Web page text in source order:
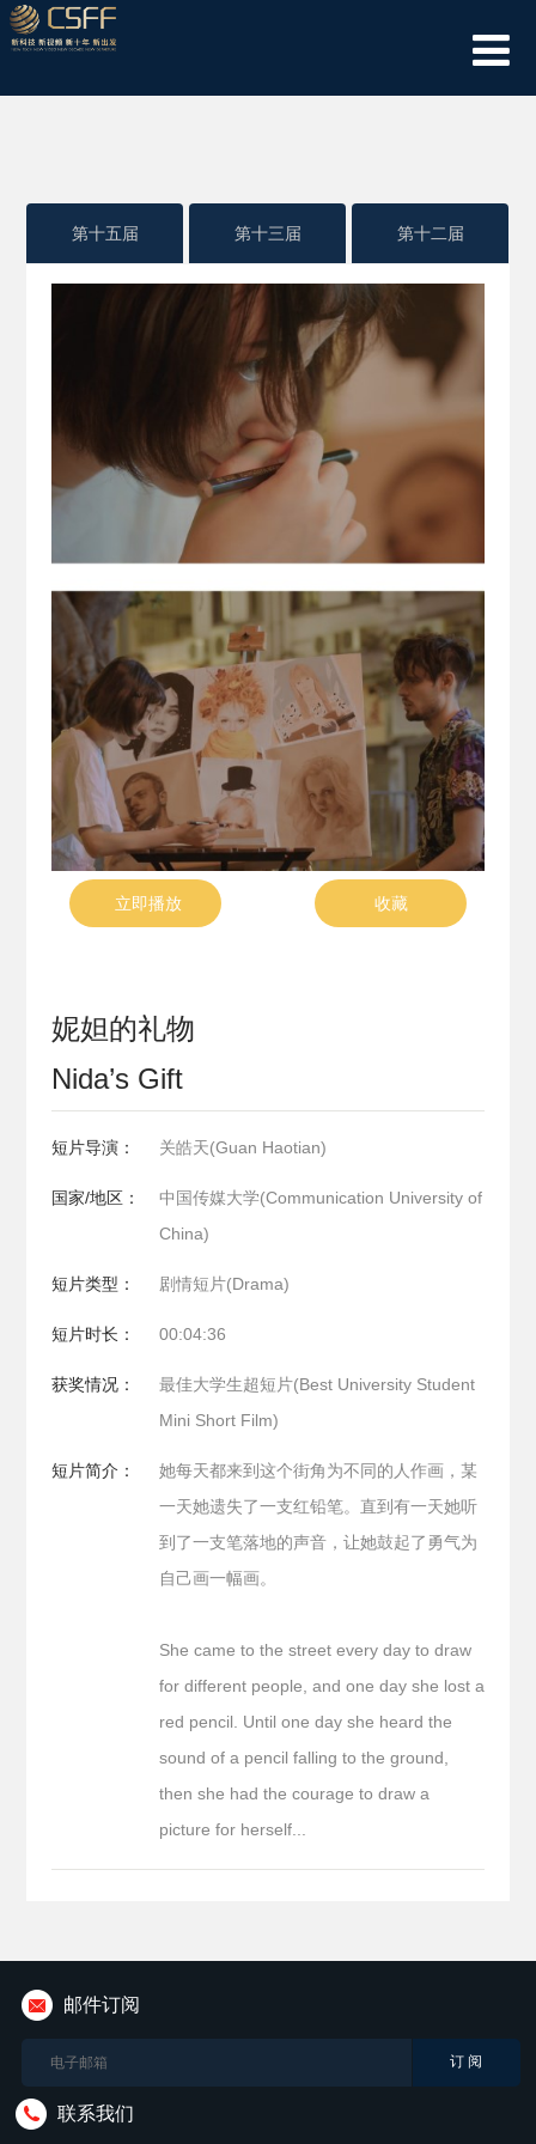
第十五届 第十三届 第十二届
立即播放 收藏
妮妲的礼物
Nida’s Gift
短片导演： 关皓天(Guan Haotian)
国家/地区：
中国传媒大学(Communication University of
China)
短片类型： 剧情短片(Drama)
短片时长： 00:04:36
获奖情况：
最佳大学生超短片(Best University Student
Mini Short Film)
短片简介：
她每天都来到这个街角为不同的人作画，某
一天她遗失了一支红铅笔。直到有一天她听
到了一支笔落地的声音，让她鼓起了勇气为
自己画一幅画。
She came to the street every day to draw
for different people, and one day she lost a
red pencil. Until one day she heard the
sound of a pencil falling to the ground,
then she had the courage to draw a
picture for herself...
邮件订阅
联系我们